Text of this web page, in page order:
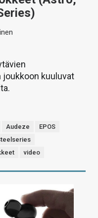
joukkoon kuuluvat
Audeze
EPOS
video